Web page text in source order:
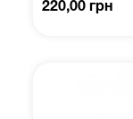
220,00 грн